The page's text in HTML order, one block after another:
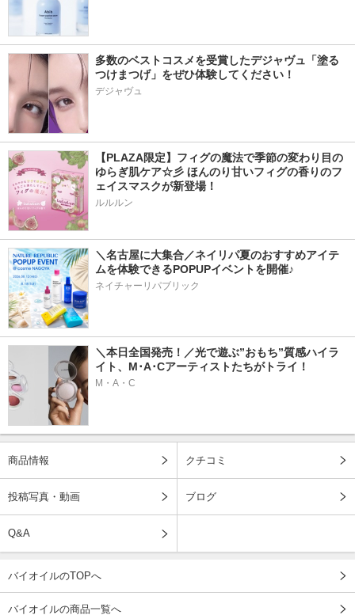
多数のベストコスメを受賞したデジャヴュ「塗る
つけまつげ」をぜひ体験してください！
デジャヴュ
【PLAZA限定】フィグの魔法で季節の変わり目の
ゆらぎ肌ケア☆彡 ほんのり甘いフィグの香りのフ
ェイスマスクが新登場！
ルルルン
＼名古屋に大集合／ネイリパ夏のおすすめアイテ
ムを体験できるPOPUPイベントを開催♪
ネイチャーリパブリック
＼本日全国発売！／光で遊ぶ”おもち”質感ハイラ
イト、M･A･Cアーティストたちがトライ！
M・A・C
商品情報 クチコミ
投稿写真・動画 ブログ
Q&A
バイオイルのTOPへ
バイオイルの商品一覧へ